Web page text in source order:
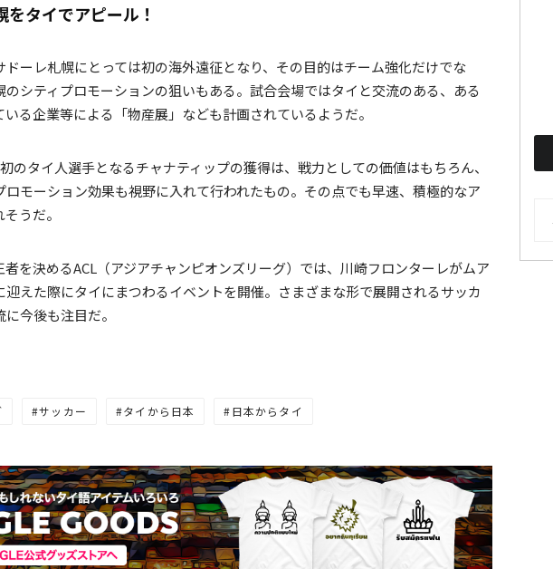
をタイでアピール！
ドーレ札幌にとっては初の海外遠征となり、その目的はチーム強化だけでな
のシティプロモーションの狙いもある。試合会場ではタイと交流のある、ある
いる企業等による「物産展」なども計画されているようだ。
のタイ人選手となるチャナティップの獲得は、戦力としての価値はもちろん、
ロモーション効果も視野に入れて行われたもの。その点でも早速、積極的なア
うだ。
者を決めるACL（アジアチャンピオンズリーグ）では、川崎フロンターレがムア
迎えた際にタイにまつわるイベントを開催。さまざまな形で展開されるサッカ
今後も注目だ。
サッカー タイから日本 日本からタイ